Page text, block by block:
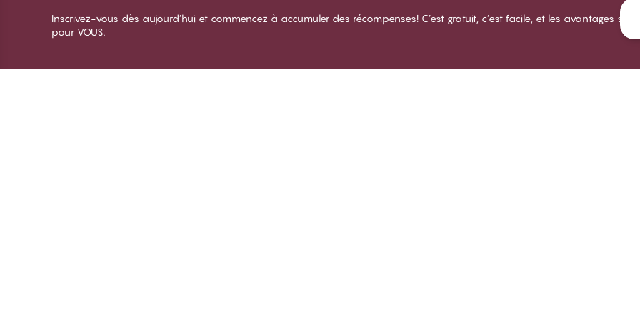
Inscrivez-vous dès aujourd’hui et commencez à accumuler des récompenses! C’est gratuit, c’est facile, et les avantages
pour VOUS.